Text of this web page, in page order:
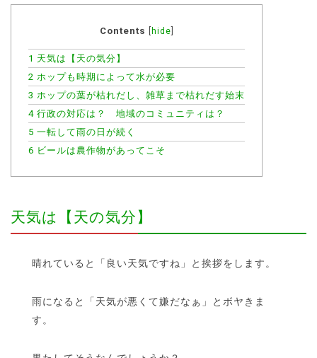
Contents hide
1 天気は【天の気分】
2 ホップも時期によって水が必要
3 ホップの葉が枯れだし、雑草まで枯れだす始末
4 行政の対応は？ 地域のコミュニティは？
5 一転して雨の日が続く
6 ビールは農作物があってこそ
天気は【天の気分】
晴れていると「良い天気ですね」と挨拶をします。
雨になると「天気が悪くて嫌だなぁ」とボヤきま
す。